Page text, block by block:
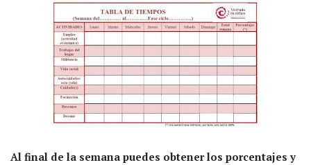
Al final de la semana puedes obtener los porcentajes y